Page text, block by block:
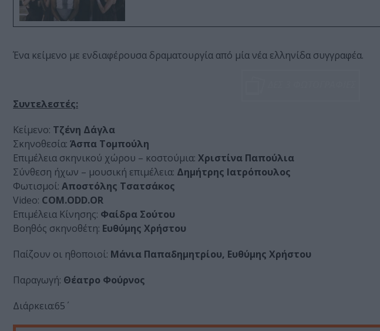
Ένα κείμενο με ενδιαφέρουσα δραματουργία από μία νέα ελληνίδα συγγραφέα.
Συντελεστές:
Κείμενο: Τζένη Δάγλα
Σκηνοθεσία: Άσπα Τομπούλη
Επιμέλεια σκηνικού χώρου – κοστούμια: Χριστίνα Παπούλια
Σύνθεση ήχων – μουσική επιμέλεια: Δημήτρης Ιατρόπουλος
Φωτισμοί: Αποστόλης Τσατσάκος
Video: COM.ODD.OR
Επιμέλεια Κίνησης: Φαίδρα Σούτου
Βοηθός σκηνοθέτη: Ευθύμης Χρήστου
Παίζουν οι ηθοποιοί: Μάνια Παπαδημητρίου, Ευθύμης Χρήστου
Παραγωγή: Θέατρο Φούρνος
Διάρκεια:65΄